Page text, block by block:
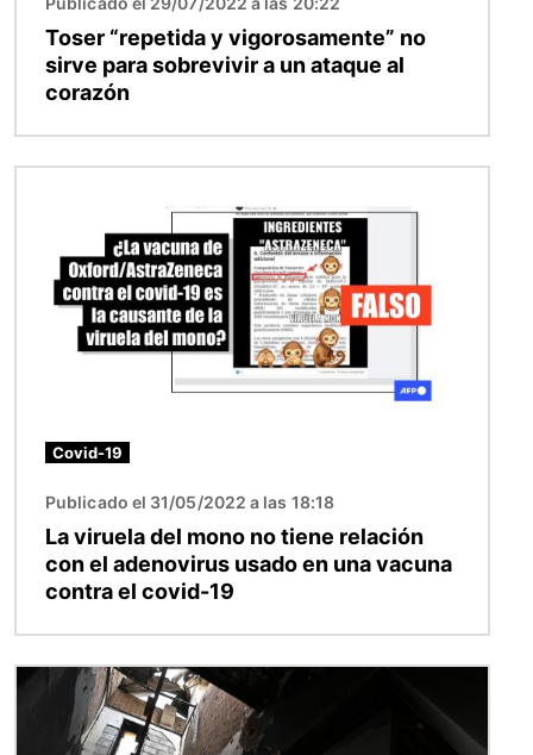
Toser “repetida y vigorosamente” no
sirve para sobrevivir a un ataque al
corazón
Covid-19
Publicado el 31/05/2022 a las 18:18
La viruela del mono no tiene relación
con el adenovirus usado en una vacuna
contra el covid-19
Imagen